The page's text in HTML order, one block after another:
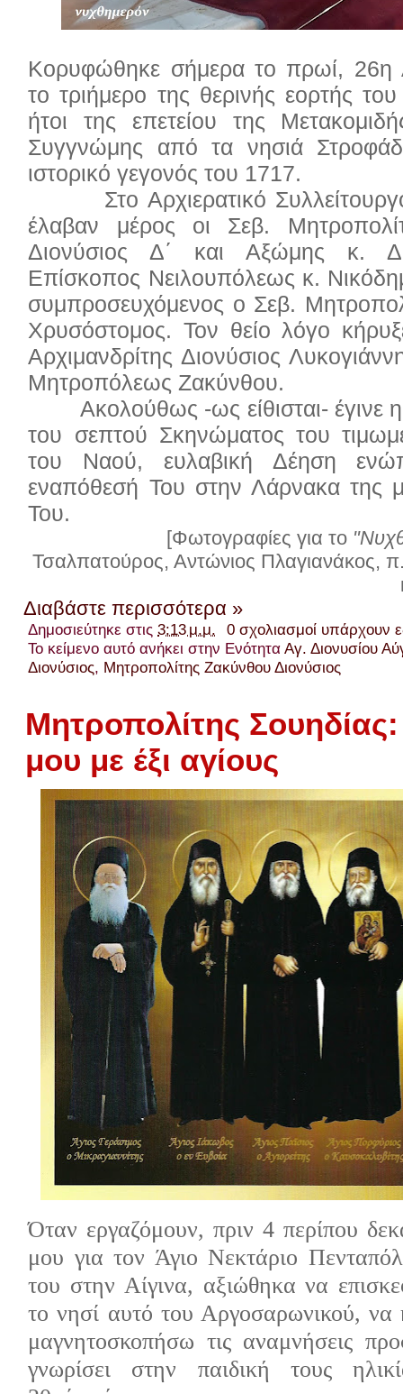
Κορυφώθηκε σήμερα το πρωί, 26η
το τριήμερο της θερινής εορτής
ήτοι της επετείου της
Συγγνώμης από τα νησιά
ιστορικό γεγονός του 1717.
Στο Αρχιερατικό
έλαβαν μέρος οι Σεβ.
Διονύσιος Δ΄ και Αξώμης κ.
Επίσκοπος Νειλουπόλεως κ.
συμπροσευχόμενος ο Σεβ.
Χρυσόστομος. Τον θείο λόγο
Αρχιμανδρίτης Διονύσιος
Μητροπόλεως Ζακύνθου.
Ακολούθως -ως είθισται- έγινε
του σεπτού Σκηνώματος του
του Ναού, ευλαβική Δέηση
εναπόθεσή Του στην Λάρνακα της
Του.
[Φωτογραφίες για το
Τσαλπατούρος, Αντώνιος Πλαγιανάκος,
Διαβάστε περισσότερα »
Δημοσιεύτηκε στις3:13 μ.μ.
0 σχολιασμοί υπάρχουν
Το κείμενο αυτό ανήκει στην ΕνότηταΑγ. Διονυσίου
Διονύσιος, Μητροπολίτης Ζακύνθου Διονύσιος
Μητροπολίτης
μου με έξι αγίους
Όταν εργαζόμουν, πριν 4 περίπου
μου για τον Άγιο Νεκτάριο
του στην Αίγινα, αξιώθηκα να
το νησί αυτό του Αργοσαρωνικού,
μαγνητοσκοπήσω τις αναμνήσεις
γνωρίσει στην παιδική τους